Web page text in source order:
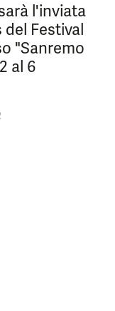
l'inviata
del Festival
"Sanremo
al 6